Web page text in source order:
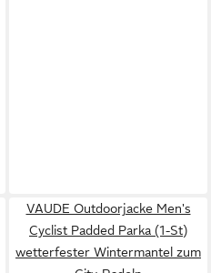
VAUDE Outdoorjacke Men's
Cyclist Padded Parka (1-St)
wetterfester Wintermantel zum